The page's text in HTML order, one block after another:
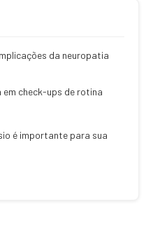
da neuropatia
check-ups de rotina
é importante para sua